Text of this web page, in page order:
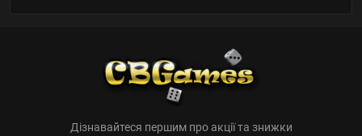
Дізнавайтеся першим про акції та знижки